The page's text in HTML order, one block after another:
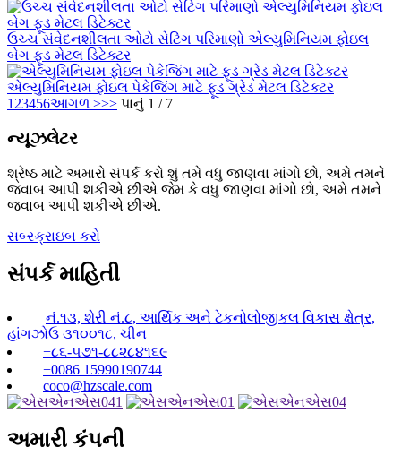
ઉચ્ચ સંવેદનશીલતા ઓટો સેટિંગ પરિમાણો એલ્યુમિનિયમ ફોઇલ
બેગ ફૂડ મેટલ ડિટેક્ટર
એલ્યુમિનિયમ ફોઇલ પેકેજિંગ માટે ફૂડ ગ્રેડ મેટલ ડિટેક્ટર
1 23456આગળ >>> પાનું 1 / 7
ન્યૂઝલેટર
શ્રેષ્ઠ માટે અમારો સંપર્ક કરો શું તમે વધુ જાણવા માંગો છો, અમે તમને
જવાબ આપી શકીએ છીએ જેમ કે વધુ જાણવા માંગો છો, અમે તમને
જવાબ આપી શકીએ છીએ.
સબ્સ્ક્રાઇબ કરો
સંપર્ક માહિતી
નં.૧૩, શેરી નં.૮, આર્થિક અને ટેકનોલોજીકલ વિકાસ ક્ષેત્ર,
હાંગઝોઉ ૩૧૦૦૧૮, ચીન
+૮૬-૫૭૧-૮૮૨૮૪૧૬૯
+0086 15990190744
coco@hzscale.com
અમારી કંપની